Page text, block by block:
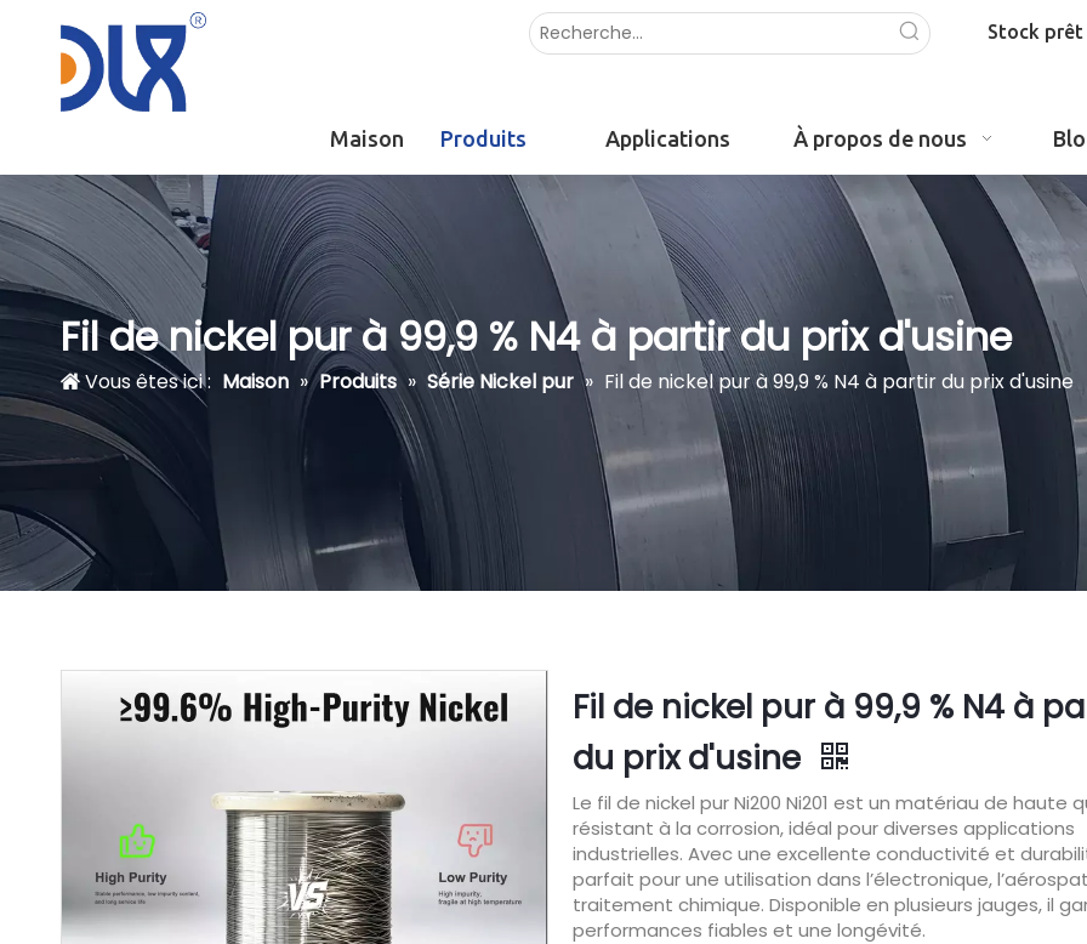
Stock prêt
Maison Produits Applications À propos de nous
Fil de nickel pur à 99,9 % N4 à partir du prix d'usine
Vous êtes ici : Maison » Produits » Série Nickel pur » Fil de nickel pur à 99,9 % N4 à partir du prix d'usine
Fil de nickel pur à 99,9 % N4 à
du prix d'usine
Le fil de nickel pur Ni200 Ni201 est un matériau de haute
résistant à la corrosion, idéal pour diverses applications
industrielles. Avec une excellente conductivité et
parfait pour une utilisation dans l’électronique,
traitement chimique. Disponible en plusieurs jauges, il
performances fiables et une longévité.